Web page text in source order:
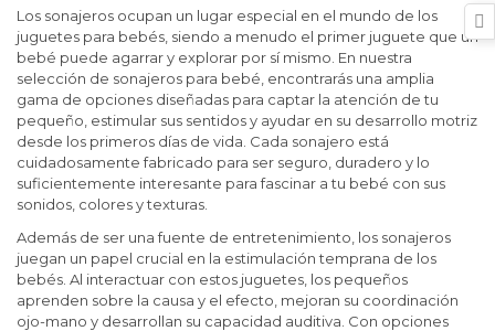
Los sonajeros ocupan un lugar especial en el mundo de los
juguetes para bebés, siendo a menudo el primer juguete que un
bebé puede agarrar y explorar por sí mismo. En nuestra
selección de sonajeros para bebé, encontrarás una amplia
gama de opciones diseñadas para captar la atención de tu
pequeño, estimular sus sentidos y ayudar en su desarrollo motriz
desde los primeros días de vida. Cada sonajero está
cuidadosamente fabricado para ser seguro, duradero y lo
suficientemente interesante para fascinar a tu bebé con sus
sonidos, colores y texturas.
Además de ser una fuente de entretenimiento, los sonajeros
juegan un papel crucial en la estimulación temprana de los
bebés. Al interactuar con estos juguetes, los pequeños
aprenden sobre la causa y el efecto, mejoran su coordinación
ojo-mano y desarrollan su capacidad auditiva. Con opciones